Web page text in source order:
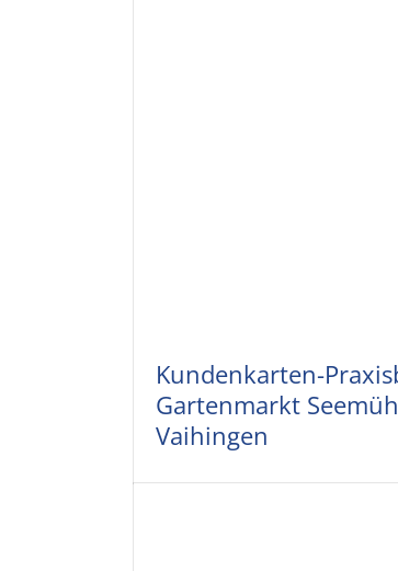
Kundenkarten-
Gartenmarkt
Vaihingen